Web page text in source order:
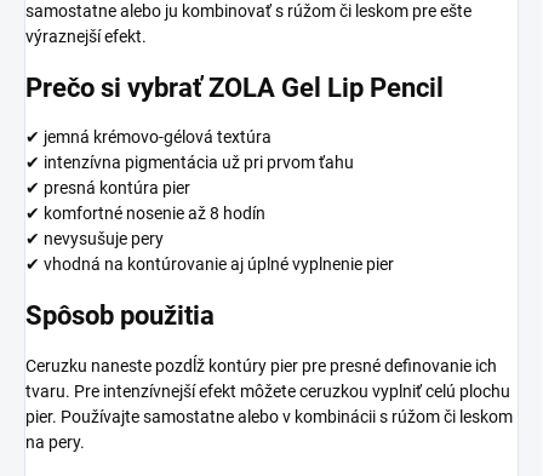
samostatne alebo ju kombinovať s rúžom či leskom pre ešte
výraznejší efekt.
Prečo si vybrať ZOLA Gel Lip Pencil
✔ jemná krémovo-gélová textúra
✔ intenzívna pigmentácia už pri prvom ťahu
✔ presná kontúra pier
✔ komfortné nosenie až 8 hodín
✔ nevysušuje pery
✔ vhodná na kontúrovanie aj úplné vyplnenie pier
Spôsob použitia
Ceruzku naneste pozdĺž kontúry pier pre presné definovanie ich
tvaru. Pre intenzívnejší efekt môžete ceruzkou vyplniť celú plochu
pier. Používajte samostatne alebo v kombinácii s rúžom či leskom
na pery.